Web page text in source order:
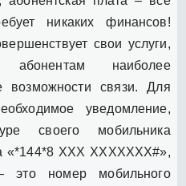
никаких финансов!
свои услуги,
абонентам наиболее
возможности связи. Для
уведомление,
своего мобильника
XXX XXXXXXX#»,
это номер мобильного